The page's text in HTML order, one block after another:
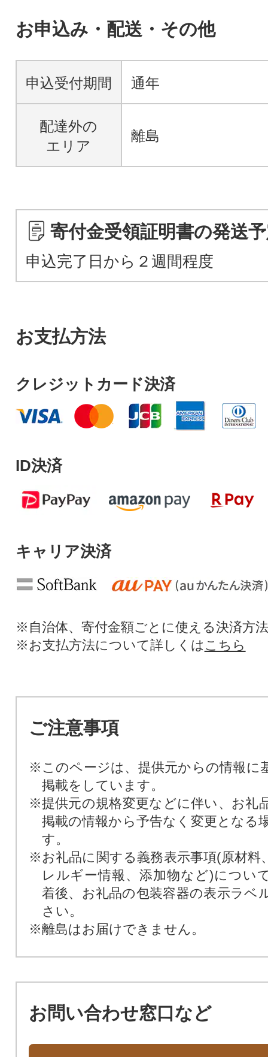
お申込み・配送・その他
申込受付期間 通年
配達外の
エリア
離島
寄付金受領証明書の発送
申込完了日から２週間程度
お支払方法
クレジットカード決済
ID決済
キャリア決済
※自治体、寄付金額ごとに使える決済方
※お支払方法について詳しくは こちら
ご注意事項
※このページは、提供元からの情報に
掲載をしています。
※提供元の規格変更などに伴い、お礼
掲載の情報から予告なく変更となる
す。
※お礼品に関する義務表示事項(原材料
レルギー情報、添加物など)につい
着後、お礼品の包装容器の表示ラベ
さい。
※離島はお届けできません。
お問い合わせ窓口など